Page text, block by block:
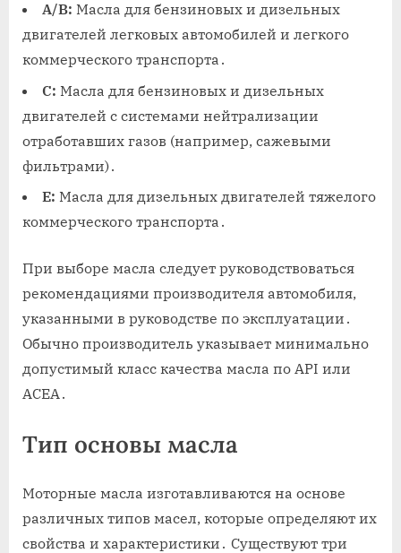
A/B: Масла для бензиновых и дизельных
двигателей легковых автомобилей и легкого
коммерческого транспорта․
C: Масла для бензиновых и дизельных
двигателей с системами нейтрализации
отработавших газов (например, сажевыми
фильтрами)․
E: Масла для дизельных двигателей тяжелого
коммерческого транспорта․
При выборе масла следует руководствоваться
рекомендациями производителя автомобиля,
указанными в руководстве по эксплуатации․
Обычно производитель указывает минимально
допустимый класс качества масла по API или
ACEA․
Тип основы масла
Моторные масла изготавливаются на основе
различных типов масел, которые определяют их
свойства и характеристики․ Существуют три